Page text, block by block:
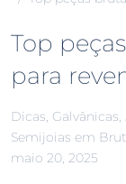
Top
para
Dicas, Galvânicas,
Semijoias em
maio 20, 2025